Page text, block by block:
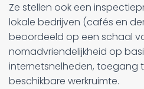
Ze stellen ook een
lokale bedrijven (cafés en
beoordeeld op een schaal
nomadvriendelijkheid op
internetsnelheden, toegang
beschikbare werkruimte.